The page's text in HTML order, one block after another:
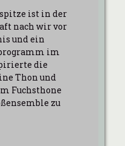
ist in der
nach wir vor
und ein
im
die
Thon und
Fuchsthone
zu